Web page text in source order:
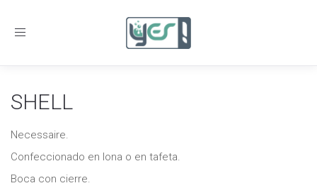
Toggle
SHELL
Necessaire.
Confeccionado en lona o en tafeta.
Boca con cierre.